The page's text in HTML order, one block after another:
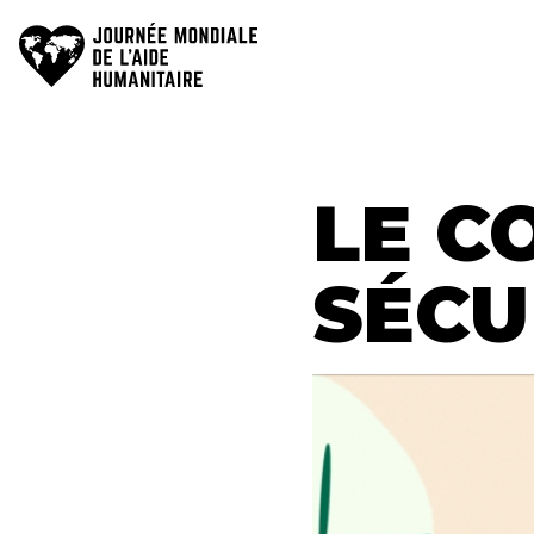
Journée
mondiale
LE